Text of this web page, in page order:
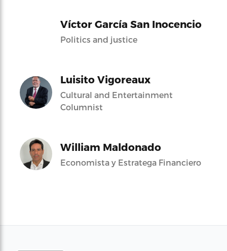
Víctor García San Inocencio
Politics and justice
Luisito Vigoreaux
Cultural and Entertainment
Columnist
William Maldonado
Economista y Estratega Financiero